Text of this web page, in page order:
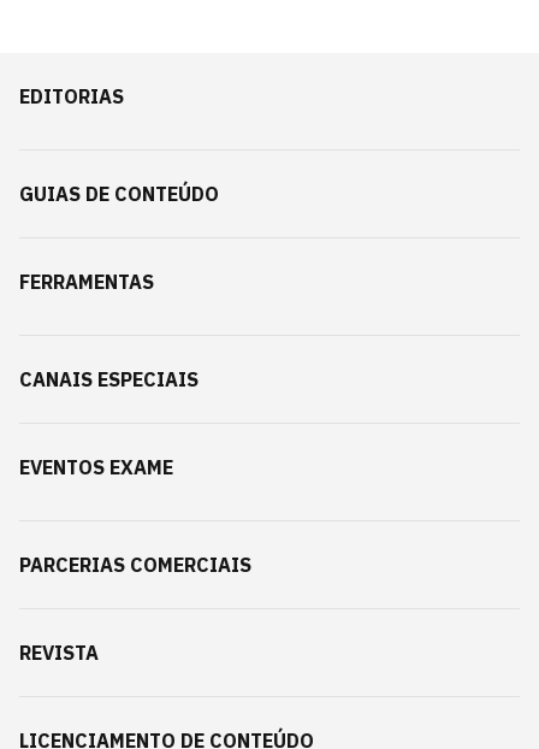
EDITORIAS
GUIAS DE CONTEÚDO
FERRAMENTAS
CANAIS ESPECIAIS
EVENTOS EXAME
PARCERIAS COMERCIAIS
REVISTA
LICENCIAMENTO DE CONTEÚDO